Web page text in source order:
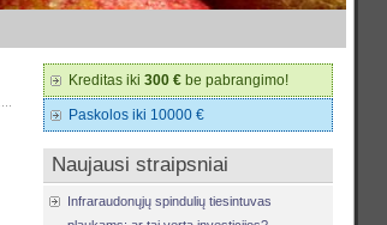
Kreditas iki 300 € be pabrangimo!
Paskolos iki 10000 €
Naujausi straipsniai
Infraraudonųjų spindulių tiesintuvas